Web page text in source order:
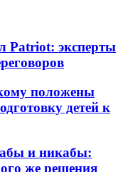
Patriot: эксперты
положены
детей к
и никабы:
же решения